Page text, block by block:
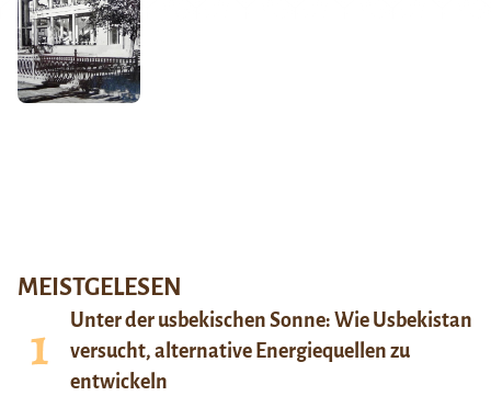
MEISTGELESEN
Unter der usbekischen Sonne: Wie Usbekistan
versucht, alternative Energiequellen zu
entwickeln